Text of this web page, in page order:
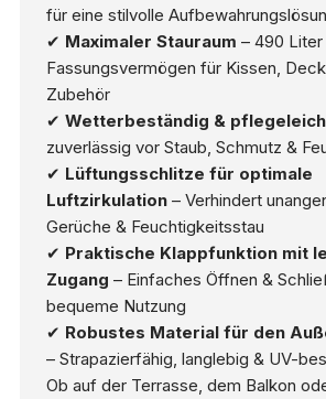
für eine stilvolle
✔ Maximaler Stauraum – 490 Liter
Fassungsvermögen für Kissen,
Zubehör
✔ Wetterbeständig &
zuverlässig vor Staub, Schmutz &
✔ Lüftungsschlitze für optimale
Luftzirkulation– Verhindert
Gerüche & Feuchtigkeitsstau
✔ Praktische Klappfunktion mit
Zugang – Einfaches Öffnen &
bequeme Nutzung
✔ Robustes Material für den
– Strapazierfähig, langlebig & UV-
Ob auf der Terrasse, dem Balkon